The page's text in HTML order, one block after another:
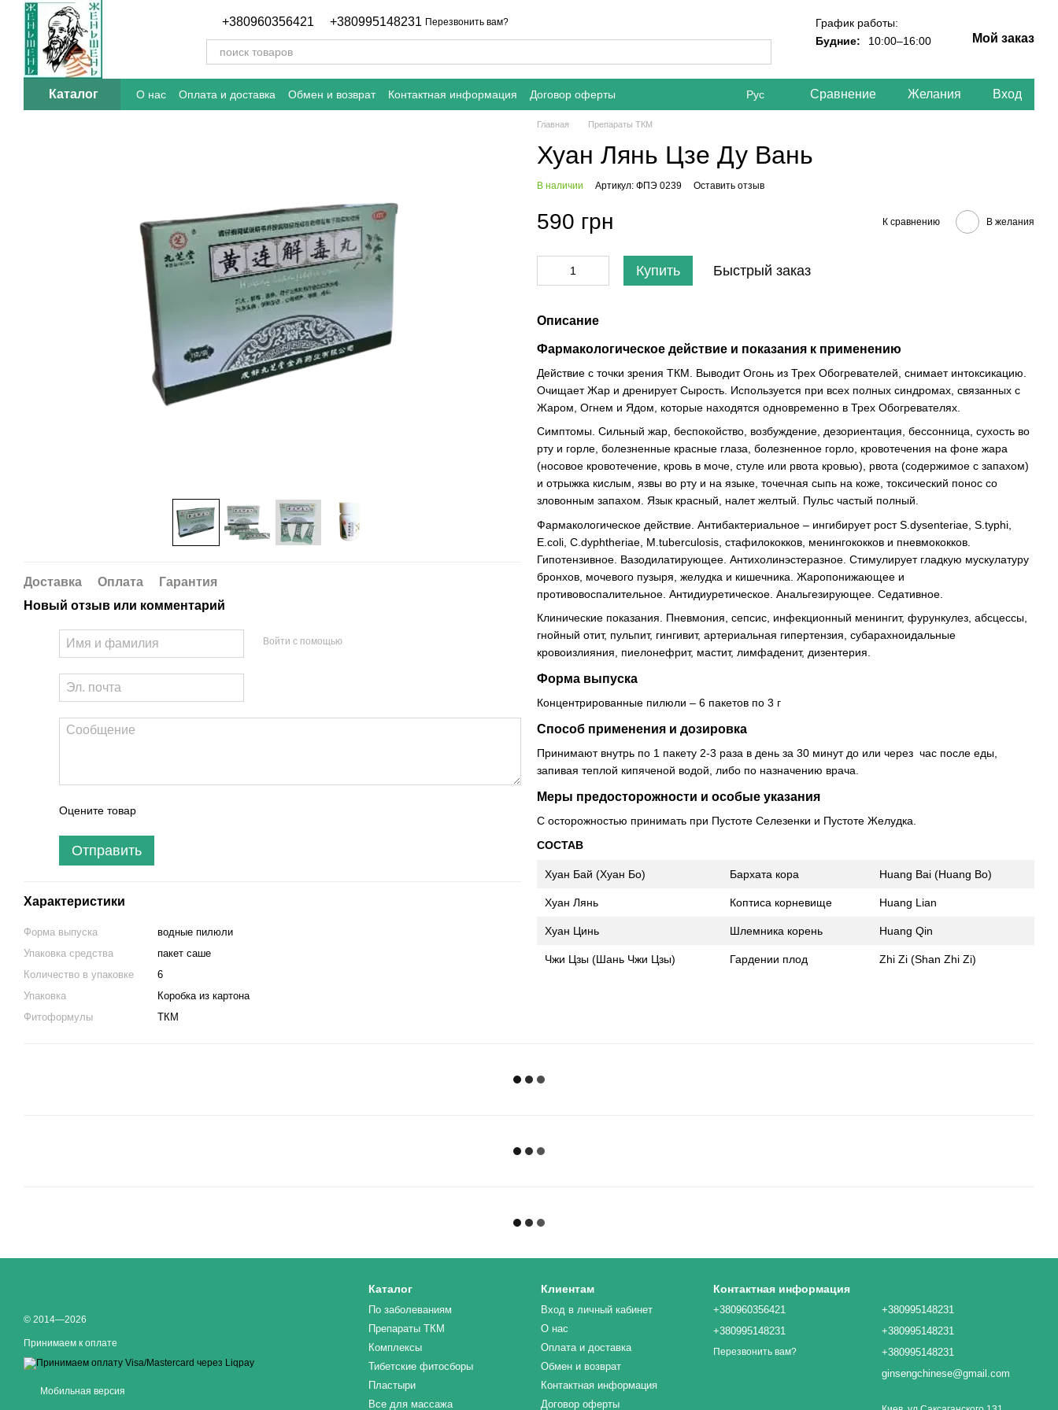
Перейти к основному контенту
+380960356421 +380995148231 Перезвонить вам?
График работы:
Будние:
10:00–16:00 Мой заказ
Каталог О нас Оплата и доставка Обмен и возврат Контактная информация
Договор оферты
Отзывы о магазине
Блог
Рус Сравнение Желания Вход
Доставка Оплата
Гарантия
Новый отзыв или комментарий
Войти с помощью
Оцените товар
Отправить
Характеристики
Форма выпуска
водные пилюли
Упаковка средства
пакет саше
Количество в упаковке
6
Упаковка
Коробка из картона
Фитоформулы
ТКМ
Главная Препараты ТКМ
Хуан Лянь Цзе Ду Вань
В наличии Артикул: ФПЭ 0239 Оставить отзыв
590 грн К сравнению В желания
Купить Быстрый заказ
Описание
Фармакологическое действие и показания к применению
Действие с точки зрения ТКМ. Выводит Огонь из Трех Обогревателей, снимает интоксикацию.
Очищает Жар и дренирует Сырость. Используется при всех полных синдромах, связанных с
Жаром, Огнем и Ядом, которые находятся одновременно в Трех Обогревателях.
Симптомы. Сильный жар, беспокойство, возбуждение, дезориентация, бессонница, сухость во
рту и горле, болезненные красные глаза, болезненное горло, кровотечения на фоне жара
(носовое кровотечение, кровь в моче, стуле или рвота кровью), рвота (содержимое с запахом)
и отрыжка кислым, язвы во рту и на языке, точечная сыпь на коже, токсический понос со
зловонным запахом. Язык красный, налет желтый. Пульс частый полный.
Фармакологическое действие. Антибактериальное – ингибирует рост S.dysenteriae, S.typhi,
E.coli, C.dyphtheriae, M.tuberculosis, стафилококков, менингококков и пневмококков.
Гипотензивное. Вазодилатирующее. Антихолинэстеразное. Стимулирует гладкую мускулатуру
бронхов, мочевого пузыря, желудка и кишечника. Жаропонижающее и
противовоспалительное. Антидиуретическое. Анальгезирующее. Седативное.
Клинические показания. Пневмония, сепсис, инфекционный менингит, фурункулез, абсцессы,
гнойный отит, пульпит, гингивит, артериальная гипертензия, субарахноидальные
кровоизлияния, пиелонефрит, мастит, лимфаденит, дизентерия.
Форма выпуска
Концентрированные пилюли – 6 пакетов по 3 г
Способ применения и дозировка
Принимают внутрь по 1 пакету 2-3 раза в день за 30 минут до или через час после еды,
запивая теплой кипяченой водой, либо по назначению врача.
Меры предосторожности и особые указания
С осторожностью принимать при Пустоте Селезенки и Пустоте Желудка.
СОСТАВ
Хуан Бай (Хуан Бо) Бархата кора Huang Bai (Huang Bo)
Хуан Лянь Коптиса корневище Huang Lian
Хуан Цинь Шлемника корень Huang Qin
Чжи Цзы (Шань Чжи Цзы) Гардении плод Zhi Zi (Shan Zhi Zi)
© 2014—2026
Принимаем к оплате
Мобильная версия
Каталог
По заболеваниям
Препараты ТКМ
Комплексы
Тибетские фитосборы
Пластыри
Все для массажа
Клиентам
Вход в личный кабинет
О нас
Оплата и доставка
Обмен и возврат
Контактная информация
Договор оферты
Контактная информация
+380960356421
+380995148231
Перезвонить вам?
+380995148231
+380995148231
+380995148231
ginsengchinese@gmail.com